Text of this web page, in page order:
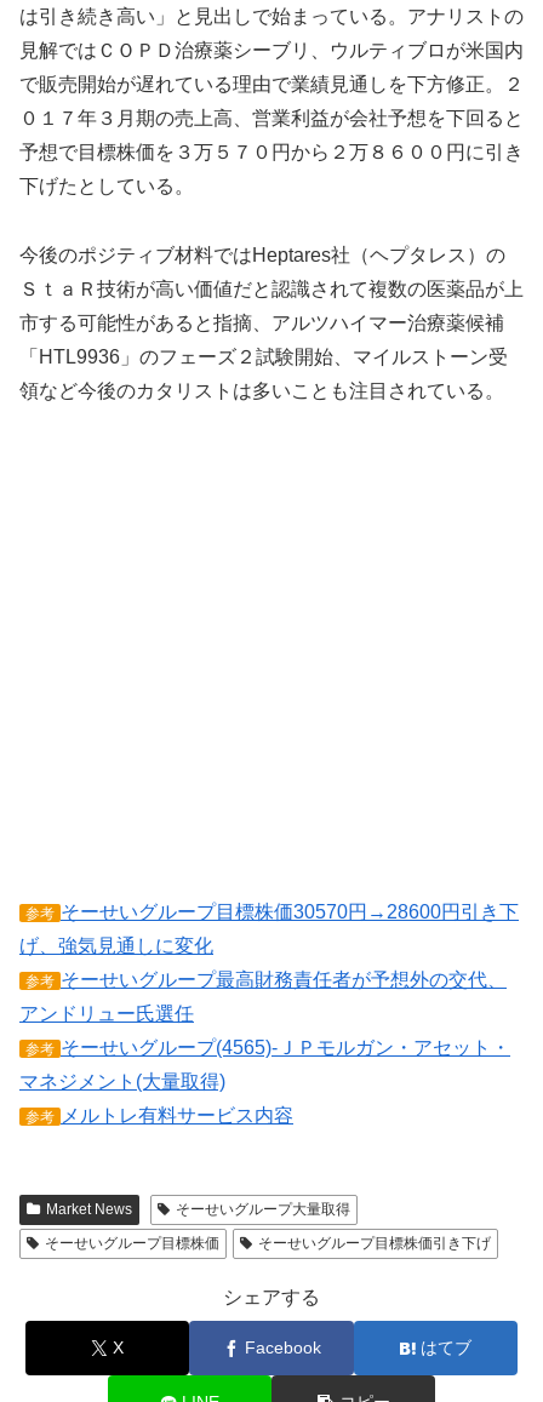
は引き続き高い」と見出しで始まっている。アナリストの
見解ではＣＯＰＤ治療薬シーブリ、ウルティブロが米国内
で販売開始が遅れている理由で業績見通しを下方修正。２
０１７年３月期の売上高、営業利益が会社予想を下回ると
予想で目標株価を３万５７０円から２万８６００円に引き
下げたとしている。
今後のポジティブ材料ではHeptares社（ヘプタレス）の
ＳｔａＲ技術が高い価値だと認識されて複数の医薬品が上
市する可能性があると指摘、アルツハイマー治療薬候補
「HTL9936」のフェーズ２試験開始、マイルストーン受
領など今後のカタリストは多いことも注目されている。
参考 そーせいグループ目標株価30570円→28600円引き下
げ、強気見通しに変化
参考 そーせいグループ最高財務責任者が予想外の交代、
アンドリュー氏選任
参考 そーせいグループ(4565)-ＪＰモルガン・アセット・
マネジメント(大量取得)
参考 メルトレ有料サービス内容
Market News
そーせいグループ大量取得
そーせいグループ目標株価
そーせいグループ目標株価引き下げ
シェアする
X Facebook はてブ